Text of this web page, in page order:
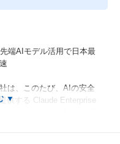
端AIモデル活用で日本最
は、このたび、AIの安全
供する Claude Enterprise